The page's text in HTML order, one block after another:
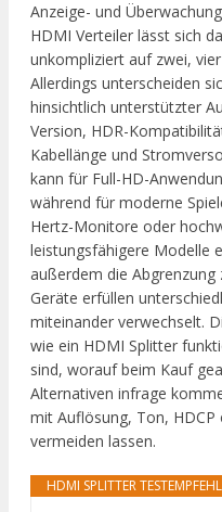
Anzeige- und
HDMI Verteiler lässt sich
unkompliziert auf zwei,
Allerdings unterscheiden
hinsichtlich unterstützter
Version, HDR-
Kabellänge und
kann für Full-HD-
während für moderne
Hertz-Monitore oder
leistungsfähigere Modelle
außerdem die
Geräte erfüllen
miteinander verwechselt.
wie ein HDMI Splitter
sind, worauf beim Kauf
Alternativen infrage
mit Auflösung, Ton,
vermeiden lassen.
HDMI SPLITTER